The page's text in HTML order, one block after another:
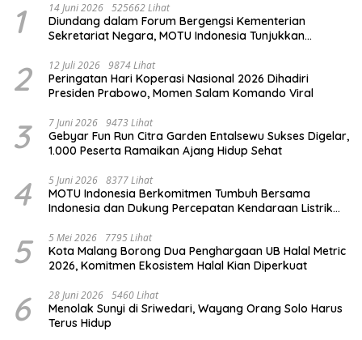
1 14 Juni 2026 525662 Lihat
Diundang dalam Forum Bergengsi Kementerian
Sekretariat Negara, MOTU Indonesia Tunjukkan
2 12 Juli 2026 9874 Lihat
Peringatan Hari Koperasi Nasional 2026 Dihadiri
Presiden Prabowo, Momen Salam Komando Viral
3 7 Juni 2026 9473 Lihat
Gebyar Fun Run Citra Garden Entalsewu Sukses Digelar,
1.000 Peserta Ramaikan Ajang Hidup Sehat
4 5 Juni 2026 8377 Lihat
MOTU Indonesia Berkomitmen Tumbuh Bersama
Indonesia dan Dukung Percepatan Kendaraan Listrik
5 5 Mei 2026 7795 Lihat
Kota Malang Borong Dua Penghargaan UB Halal Metric
2026, Komitmen Ekosistem Halal Kian Diperkuat
6 28 Juni 2026 5460 Lihat
Menolak Sunyi di Sriwedari, Wayang Orang Solo Harus
Terus Hidup